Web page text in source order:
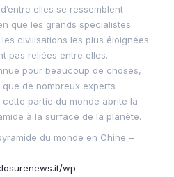
elles se ressemblent
que les grands spécialistes
civilisations les plus éloignées
pas reliées entre elles.
pour beaucoup de choses,
de nombreux experts
partie du monde abrite la
à la surface de la planète.
du monde en Chine –
wp-